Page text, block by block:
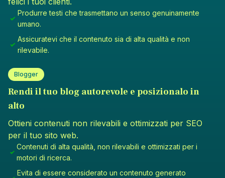
Produrre testi che trasmettano un senso genuinamente
umano.
Assicuratevi che il contenuto sia di alta qualità e non
rilevabile.
Blogger
Rendi il tuo blog autorevole e posizionalo in
alto
Ottieni contenuti non rilevabili e ottimizzati per SEO
per il tuo sito web.
Contenuti di alta qualità, non rilevabili e ottimizzati per i
motori di ricerca.
Evita di essere considerato un contenuto generato